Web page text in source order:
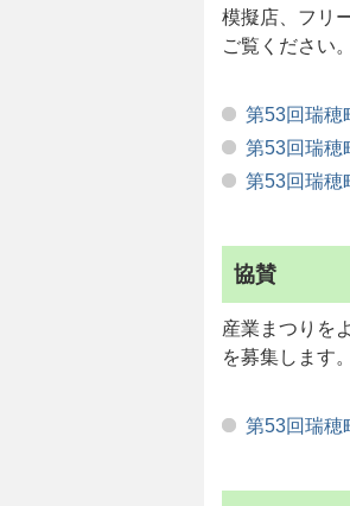
模擬店、フリ
ご覧ください。
第53回瑞穂
第53回瑞穂
第53回瑞穂
協賛
産業まつりを
を募集します
第53回瑞穂